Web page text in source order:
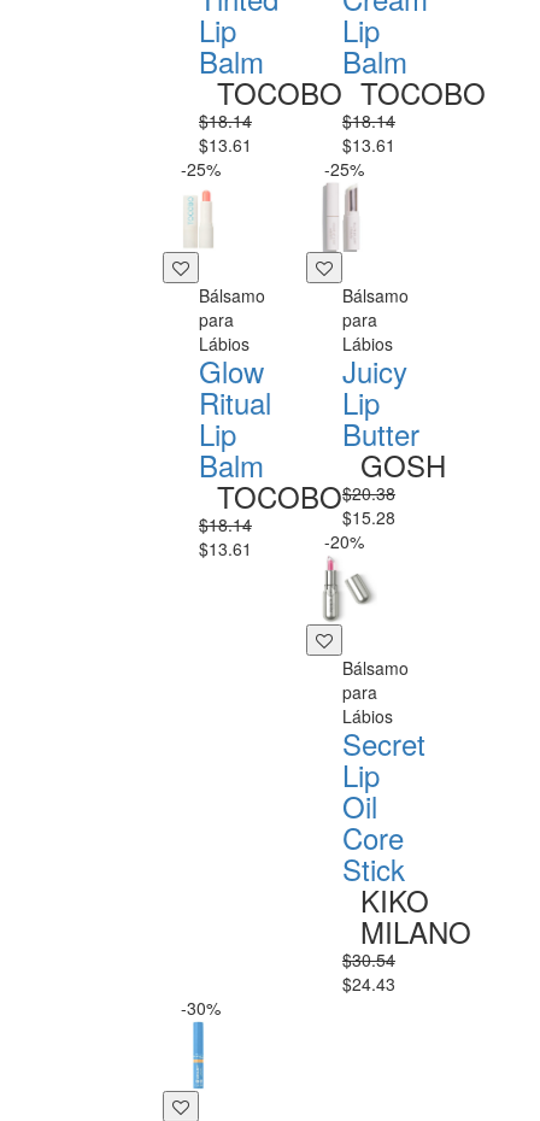
Lip
Balm
TOCOBO
$18.14
$13.61
Lip
Balm
TOCOBO
$18.14
$13.61
-25%
Bálsamo
para
Lábios
Glow
Ritual
Lip
Balm
TOCOBO
$18.14
$13.61
-25%
Bálsamo
para
Lábios
Juicy
Lip
Butter
GOSH
$20.38
$15.28
-20%
Bálsamo
para
Lábios
Secret
Lip
Oil
Core
Stick
KIKO
MILANO
$30.54
$24.43
-30%